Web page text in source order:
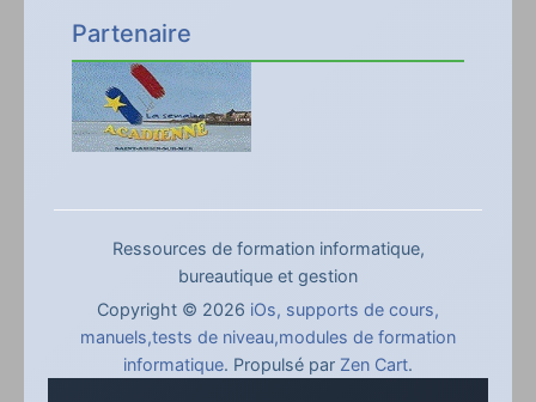
Partenaire
Ressources de formation informatique,
bureautique et gestion
Copyright © 2026 iOs, supports de cours,
manuels,tests de niveau,modules de formation
informatique. Propulsé par Zen Cart.